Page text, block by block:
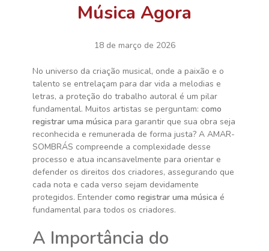
Música Agora
18 de março de 2026
No universo da criação musical, onde a paixão e o
talento se entrelaçam para dar vida a melodias e
letras, a proteção do trabalho autoral é um pilar
fundamental. Muitos artistas se perguntam: como
registrar uma música para garantir que sua obra seja
reconhecida e remunerada de forma justa? A AMAR-
SOMBRÁS compreende a complexidade desse
processo e atua incansavelmente para orientar e
defender os direitos dos criadores, assegurando que
cada nota e cada verso sejam devidamente
protegidos. Entender como registrar uma música é
fundamental para todos os criadores.
A Importância do